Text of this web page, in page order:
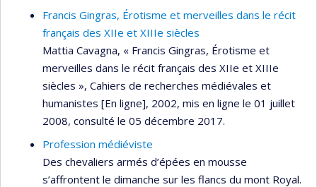
Francis Gingras, Érotisme et merveilles dans le récit
français des XIIe et XIIIe siècles
Mattia Cavagna, « Francis Gingras, Érotisme et
merveilles dans le récit français des XIIe et XIIIe
siècles », Cahiers de recherches médiévales et
humanistes [En ligne], 2002, mis en ligne le 01 juillet
2008, consulté le 05 décembre 2017.
Profession médiéviste
Des chevaliers armés d’épées en mousse
s’affrontent le dimanche sur les flancs du mont Royal.